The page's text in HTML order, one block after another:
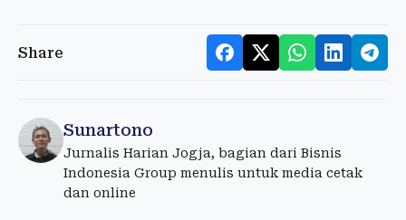
Share
Sunartono
Jurnalis Harian Jogja, bagian dari Bisnis
Indonesia Group menulis untuk media cetak
dan online